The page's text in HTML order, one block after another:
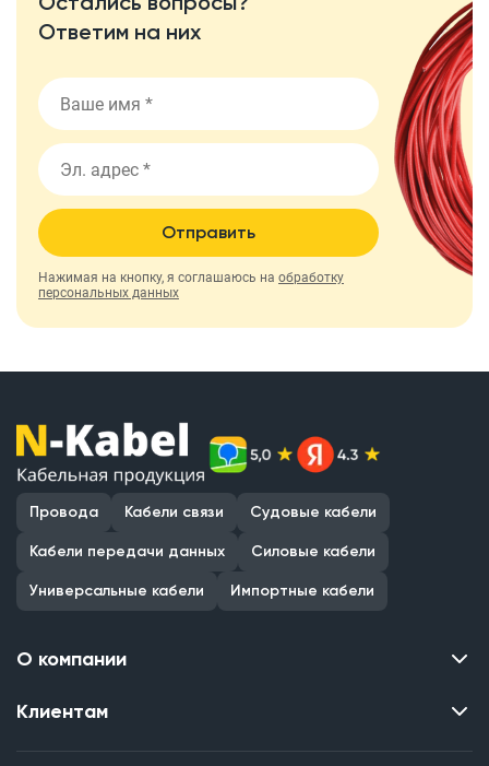
Ответим на них
Отправить
Нажимая на кнопку, я соглашаюсь на обработку
персональных данных
Провода Кабели связи Судовые кабели
Кабели передачи данных Силовые кабели
Универсальные кабели Импортные кабели
О компании
Контакты
Клиентам